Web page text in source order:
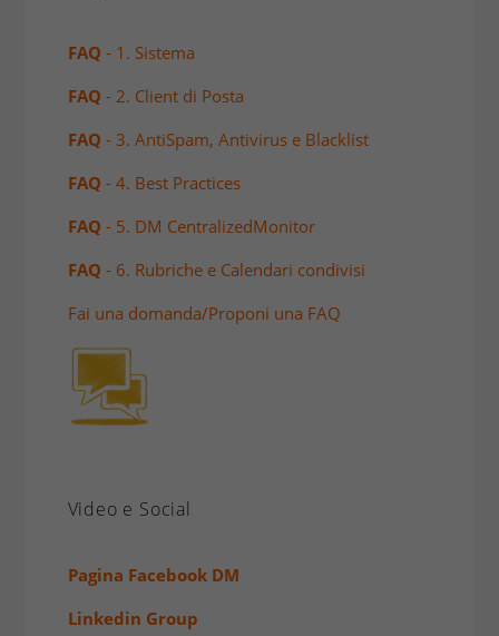
FAQ - 1. Sistema
FAQ - 2. Client di Posta
FAQ - 3. AntiSpam, Antivirus e Blacklist
FAQ - 4. Best Practices
FAQ - 5. DM CentralizedMonitor
FAQ - 6. Rubriche e Calendari condivisi
Fai una domanda/Proponi una FAQ
Video e Social
Pagina Facebook DM
Linkedin Group